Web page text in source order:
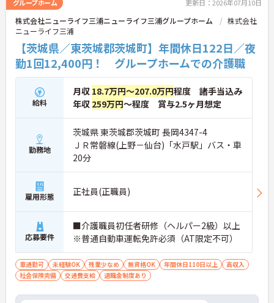
グループホーム 更新日：2026年07月10日
株式会社ニューライフ三浦ニューライフ三浦グループホーム
株式会社
ニューライフ三浦
【茨城県／東茨城郡茨城町】年間休日122日／夜
勤1回12,400円！ グループホームでの介護職
給料
月収 18.7万円～207.0万円程度 諸手当込み
年収 259万円～程度 賞与2.5ヶ月想定
勤務地
茨城県 東茨城郡茨城町 長岡4347-4
ＪＲ常磐線(上野－仙台)「水戸駅」バス・車
20分
雇用形態 正社員(正職員)
応募要件
■介護職員初任者研修（ヘルパー2級）以上
※普通自動車運転免許必須（AT限定不可）
車通勤可 未経験OK 残業少なめ 無資格OK 年間休日110日以上
高収入
社会保険完備
交通費支給 退職金制度あり